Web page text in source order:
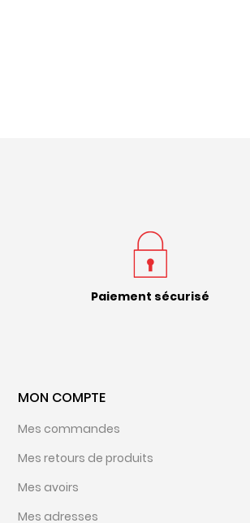
Paiement sécurisé
MON COMPTE
Mes commandes
Mes retours de produits
Mes avoirs
Mes adresses